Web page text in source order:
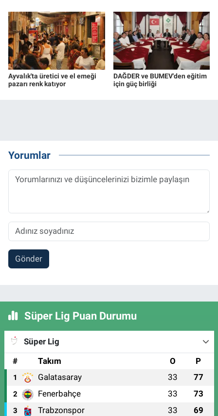
Ayvalık'ta üretici ve el emeği
pazarı renk katıyor
DAĞDER ve BUMEV'den eğitim
için güç birliği
Yorumlar
Gönder
Süper Lig Puan Durumu
Süper Lig
#
Takım O P
1 Galatasaray 33 77
2 Fenerbahçe 33 73
3 Trabzonspor 33 69